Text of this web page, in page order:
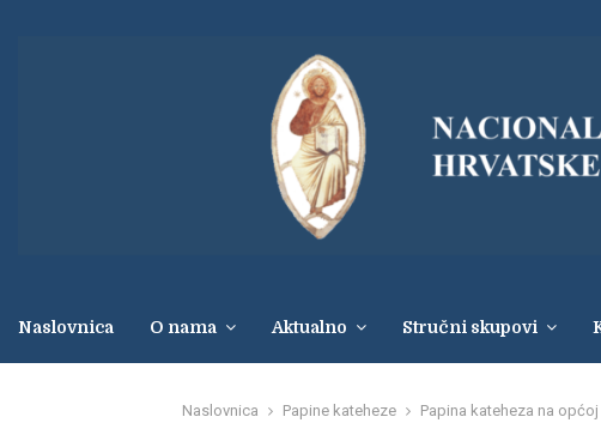
Naslovnica O nama Aktualno Stručni skupovi
Naslovnica Papine kateheze Papina kateheza na